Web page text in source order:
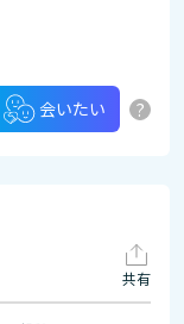
会いたい ?
共有